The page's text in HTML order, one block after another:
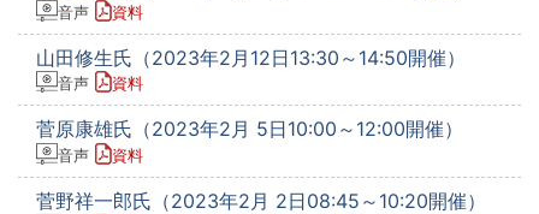
音声 資料
山田修生氏（2023年2月12日13:30～14:50開催）
音声 資料
菅原康雄氏（2023年2月 5日10:00～12:00開催）
音声 資料
菅野祥一郎氏（2023年2月 2日08:45～10:20開催）